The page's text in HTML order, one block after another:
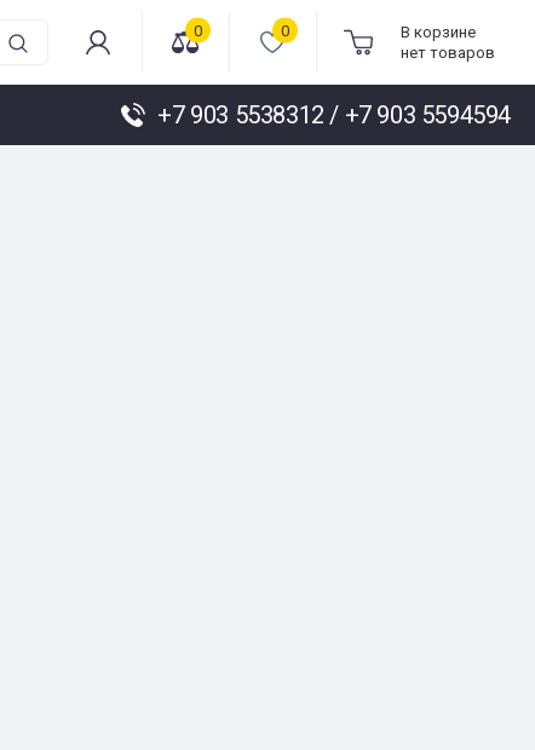
0 0
В корзине
нет товаров
+7 903 5538312 / +7 903 5594594